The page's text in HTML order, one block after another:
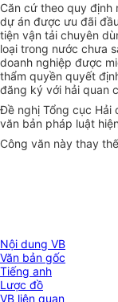
Căn cứ theo quy định
dự án được ưu đãi
tiện vận tải chuyên
loại trong nước chưa
doanh nghiệp được
thẩm quyền quyết
đăng ký với hải quan
Đề nghị Tổng cục Hải
văn bản pháp luật
Công văn này thay
Nội dung VB
Văn bản gốc
Tiếng anh
Lược đồ
VB liên quan